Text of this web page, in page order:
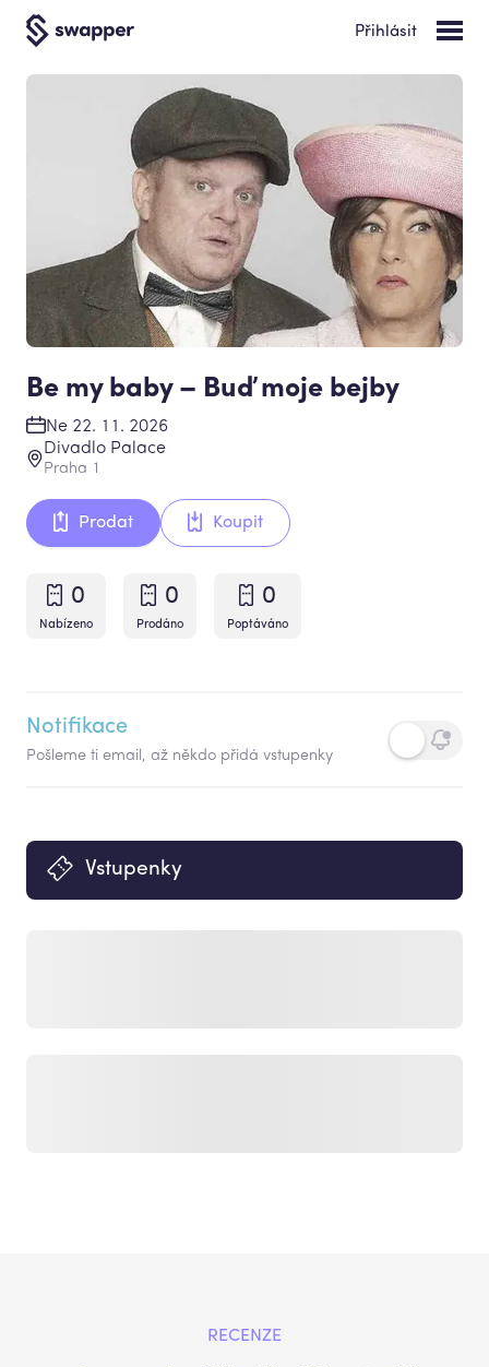
Přihlásit
Be my baby – Buď moje bejby
Ne 22. 11. 2026
Divadlo Palace
Praha 1
Prodat Koupit
0
Nabízeno
0
Prodáno
0
Poptáváno
Notifikace
Pošleme ti email, až někdo přidá vstupenky
Vstupenky
RECENZE